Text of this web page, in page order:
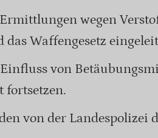
wegen
Waffengesetz
von
fortsetzen.
von der Landespolizei